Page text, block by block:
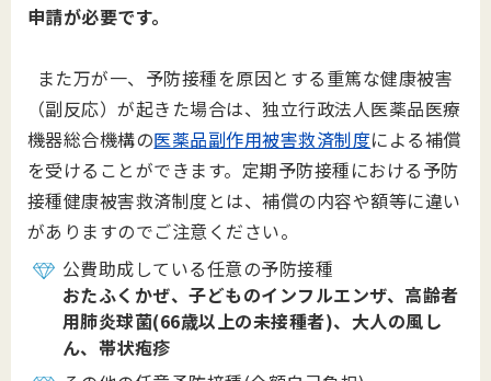
申請が必要です。
また万が一、予防接種を原因とする重篤な健康被害
（副反応）が起きた場合は、独立行政法人医薬品医療
機器総合機構の医薬品副作用被害救済制度による補償
を受けることができます。定期予防接種における予防
接種健康被害救済制度とは、補償の内容や額等に違い
がありますのでご注意ください。
公費助成している任意の予防接種
おたふくかぜ、子どものインフルエンザ、高齢者
用肺炎球菌(66歳以上の未接種者)、大人の風し
ん、帯状疱疹